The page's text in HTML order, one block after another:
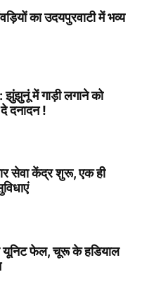
का उदयपुरवाटी में भव्य
में गाड़ी लगाने को
दनादन !
सेवा केंद्र शुरू, एक ही
यूनिट फेल, चूरू के हडियाल